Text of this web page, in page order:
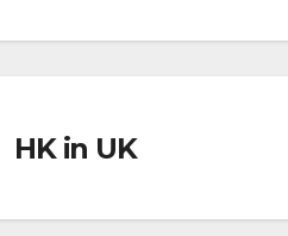
HK in UK